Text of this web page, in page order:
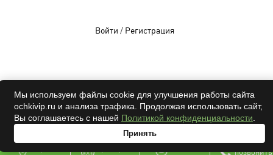
позвонить
Войти / Регистрация
OCHKIVIP 2009-2026©
Все права защищены
Мы используем файлы cookie для улучшения работы сайта
ochkivip.ru и анализа трафика. Продолжая использовать сайт,
Вы соглашаетесь с нашей Политикой конфиденциальности
Принять